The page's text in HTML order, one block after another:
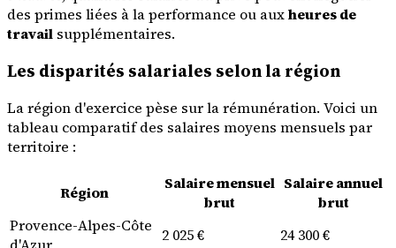
des primes liées à la performance ou auxheures de
travail supplémentaires.
Les disparités salariales selon la région
La région d'exercice pèse sur la rémunération. Voici un
tableau comparatif des salaires moyens mensuels par
territoire :
Région
Salaire mensuel
brut
Salaire annuel
brut
Provence-Alpes-Côte 2 025 €
24 300 €